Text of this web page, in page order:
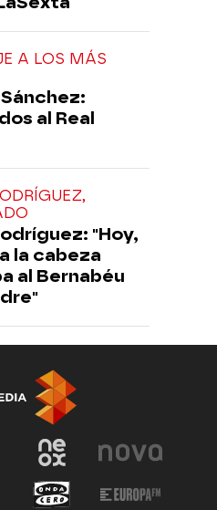
A LOS MÁS
al Real
"Hoy,
la cabeza
al Bernabéu